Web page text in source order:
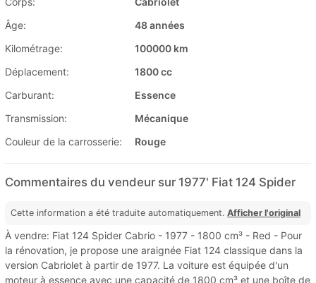
Âge:
48 années
Kilométrage:
100000 km
Déplacement:
1800 cc
Carburant:
Essence
Transmission:
Mécanique
Couleur de la carrosserie:
Rouge
Commentaires du vendeur sur 1977' Fiat 124 Spider
Cette information a été traduite automatiquement. Afficher l'original
À vendre: Fiat 124 Spider Cabrio - 1977 - 1800 cm³ - Red - Pour
la rénovation, je propose une araignée Fiat 124 classique dans la
version Cabriolet à partir de 1977. La voiture est équipée d'un
moteur à essence avec une capacité de 1800 cm³ et une boîte de